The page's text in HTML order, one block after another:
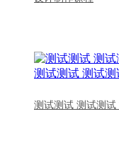
测试测试 测试测